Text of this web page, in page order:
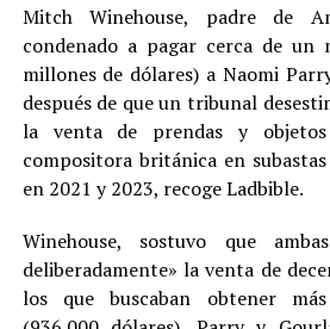
Mitch Winehouse, padre de
condenado a pagar cerca de
millones de dólares) a Naomi
después de que un tribunal
la venta de prendas y
compositora británica en subastas
en 2021 y 2023, recoge Ladbible.
Winehouse, sostuvo que
deliberadamente» la venta de
los que buscaban obtener